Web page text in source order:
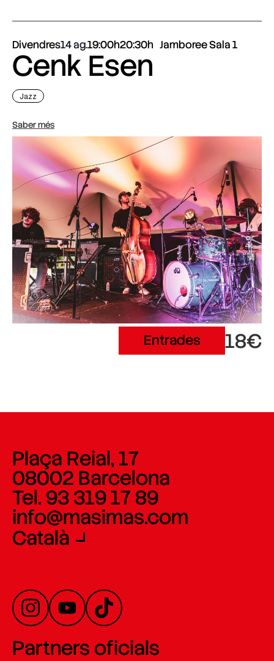
Divendres14 ag.19:00h20:30h Jamboree Sala 1
Cenk Esen
Jazz
Saber més
Entrades 18€
Plaça Reial, 17
08002 Barcelona
Tel. 93 319 17 89
info@masimas.com
Català
Partners oficials